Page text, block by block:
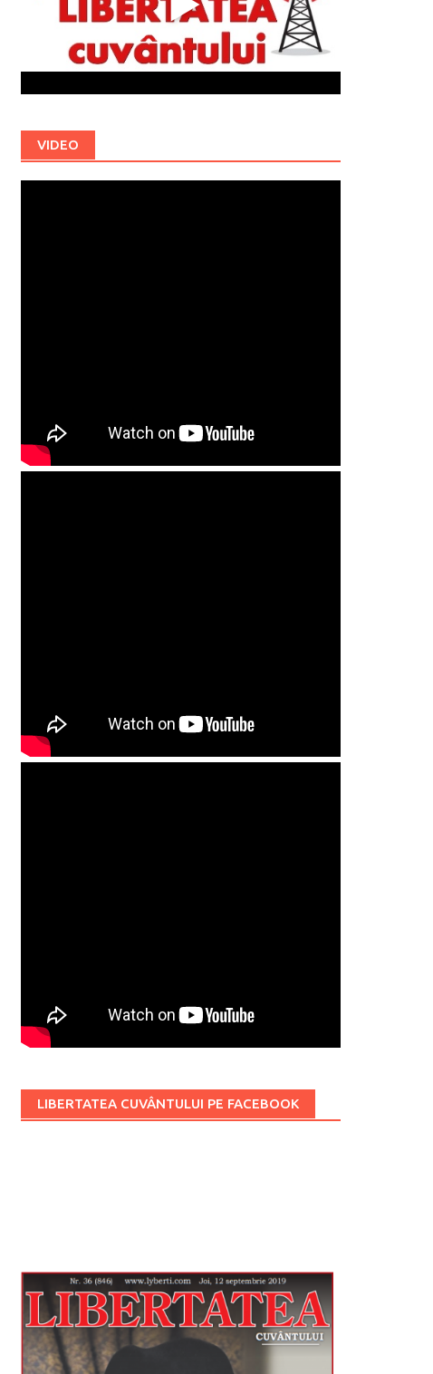
VIDEO
LIBERTATEA CUVÂNTULUI PE FACEBOOK